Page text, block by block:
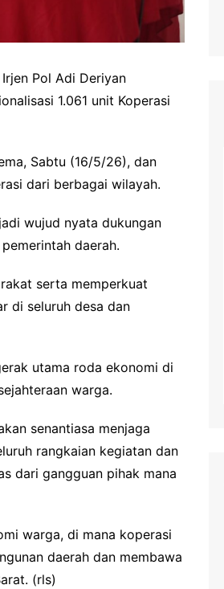
Pol Adi Deriyan
1.061 unit Koperasi
Sabtu (16/5/26), dan
dari berbagai wilayah.
wujud nyata dukungan
daerah.
serta memperkuat
di seluruh desa dan
utama roda ekonomi di
warga.
senantiasa menjaga
rangkaian kegiatan dan
dari gangguan pihak mana
warga, di mana koperasi
daerah dan membawa
(rls)